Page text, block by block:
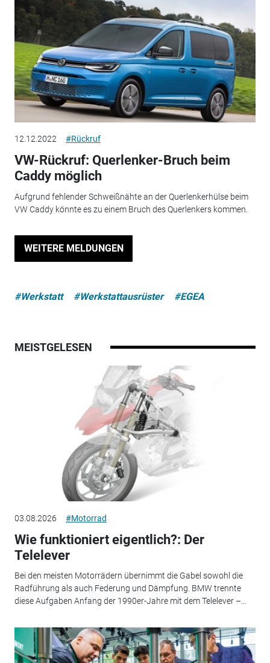
12.12.2022 #Rückruf
VW-Rückruf: Querlenker-Bruch beim
Caddy möglich
Aufgrund fehlender Schweißnähte an der Querlenkerhülse beim
VW Caddy könnte es zu einem Bruch des Querlenkers kommen.
WEITERE MELDUNGEN
#Werkstatt #Werkstattausrüster #EGEA
MEISTGELESEN
03.08.2026 #Motorrad
Wie funktioniert eigentlich?: Der
Telelever
Bei den meisten Motorrädern übernimmt die Gabel sowohl die
Radführung als auch Federung und Dämpfung. BMW trennte
diese Aufgaben Anfang der 1990er-Jahre mit dem Telelever –...